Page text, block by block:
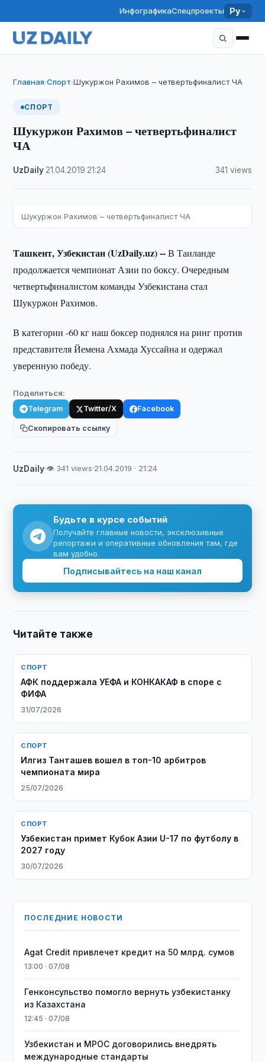
ИнфографикаСпецпроекты Ру
Главная›Спорт›Шукуржон Рахимов – четвертьфиналист ЧА
СПОРТ
Шукуржон Рахимов – четвертьфиналист
ЧА
UzDaily 21.04.2019 21:24 341 views
Шукуржон Рахимов – четвертьфиналист ЧА
Ташкент, Узбекистан (UzDaily.uz) --В Таиланде
продолжается чемпионат Азии по боксу. Очередным
четвертьфиналистом команды Узбекистана стал
Шукуржон Рахимов.
В категории -60 кг наш боксер поднялся на ринг против
представителя Йемена Ахмада Хуссайна и одержал
уверенную победу.
Поделиться:
Telegram Twitter/X Facebook
Скопировать ссылку
UzDaily·👁 341 views·21.04.2019 · 21:24
Будьте в курсе событий
Получайте главные новости, эксклюзивные
репортажи и оперативные обновления там, где
вам удобно.
Подписывайтесь на наш канал
Читайте также
СПОРТ
АФК поддержала УЕФА и КОНКАКАФ в споре с
ФИФА
31/07/2026
СПОРТ
Илгиз Танташев вошел в топ-10 арбитров
чемпионата мира
25/07/2026
СПОРТ
Узбекистан примет Кубок Азии U-17 по футболу в
2027 году
30/07/2026
ПОСЛЕДНИЕ НОВОСТИ
Agat Credit привлечет кредит на 50 млрд. сумов
13:00 · 07/08
Генконсульство помогло вернуть узбекистанку
из Казахстана
12:45 · 07/08
Узбекистан и MPOC договорились внедрять
международные стандарты